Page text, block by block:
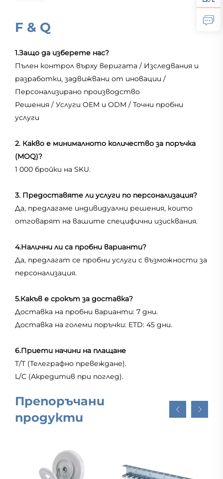
F & Q
1.Защо да изберете нас?
Пълен контрол върху веригата / Изследвания и
разработки, задвижвани от иновации /
Персонализирано производство
Решения / Услуги OEM и ODM / Точни пробни
услуги
2. Какво е минималното количество за поръчка
(MOQ)?
1 000 бройки на SKU.
3. Предоставяте ли услуги по персонализация?
Да, предлагаме индивидуални решения, които
отговарят на вашите специфични изисквания.
4.Налични ли са пробни варианти?
Да, предлагат се пробни услуги с възможности за
персонализация.
5.Какъв е срокът за доставка?
Доставка на пробни варианти: 7 дни.
Доставка на големи поръчки: ETD: 45 дни.
6.Приети начини на плащане
T/T (Телеграфно превеждане).
L/C (Акредитив при поглед).
Препоръчани
продукти